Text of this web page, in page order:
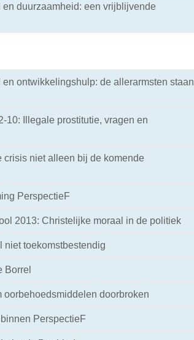
en duurzaamheid: een vrijblijvende
en ontwikkelingshulp: de allerarmsten staan
10: Illegale prostitutie, vragen en
crisis niet alleen bij de komende
PerspectieF
2013: Christelijke moraal in de politiek
niet toekomstbestendig
Borrel
oorbehoedsmiddelen doorbroken
PerspectieF